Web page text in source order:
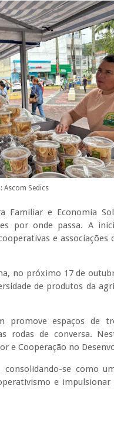
Ascom Sedics
Familiar e Economia
por onde passa. A
e associações
no próximo 17 de
de produtos da
promove espaços de
rodas de conversa.
e Cooperação no
se como
e